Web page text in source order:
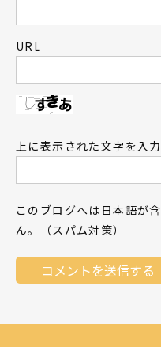
URL
上に表示された文字を入
このブログへは日本語が
ん。（スパム対策）